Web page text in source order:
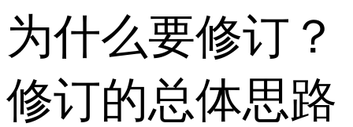
为什么要修订？
修订的总体思路